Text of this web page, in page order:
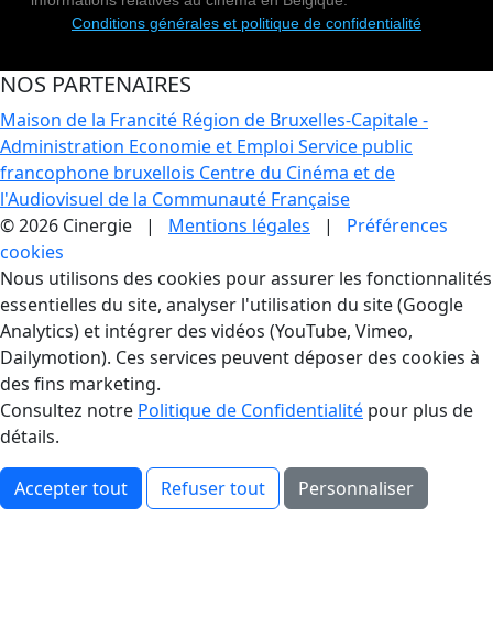
Conditions générales et politique de confidentialité
NOS PARTENAIRES
Maison de la Francité Région de Bruxelles-Capitale -
Administration Economie et Emploi Service public
francophone bruxellois Centre du Cinéma et de
l'Audiovisuel de la Communauté Française
© 2026 Cinergie | Mentions légales | Préférences
cookies
Gestion des Cookies
Nous utilisons des cookies pour assurer les fonctionnalités
essentielles du site, analyser l'utilisation du site (Google
Analytics) et intégrer des vidéos (YouTube, Vimeo,
Dailymotion). Ces services peuvent déposer des cookies à
des fins marketing.
Consultez notre Politique de Confidentialité pour plus de
détails.
Accepter tout Refuser tout Personnaliser